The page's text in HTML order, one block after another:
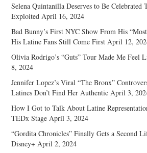
Selena Quintanilla Deserves to Be
Exploited April 16, 2024
Bad Bunny’s First NYC Show From His
His Latine Fans Still Come First April 12,
Olivia Rodrigo’s “Guts” Tour Made Me Feel
8, 2024
Jennifer Lopez’s Viral “The Bronx”
Latines Don’t Find Her Authentic April 3,
How I Got to Talk About Latine
TEDx Stage April 3, 2024
“Gordita Chronicles” Finally Gets a Second
Disney+ April 2, 2024